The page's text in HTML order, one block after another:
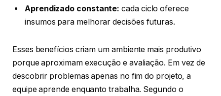
Aprendizado constante: cada ciclo oferece
insumos para melhorar decisões futuras.
Esses benefícios criam um ambiente mais produtivo
porque aproximam execução e avaliação. Em vez de
descobrir problemas apenas no fim do projeto, a
equipe aprende enquanto trabalha. Segundo o